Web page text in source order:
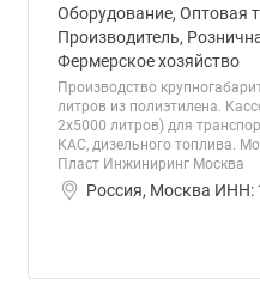
Оборудование, Оптовая
Производитель,
Фермерское хозяйство
Производство
литров из полиэтилена.
2х5000 литров) для
КАС, дизельного топлива.
Пласт Инжиниринг Москва
Россия, Москва ИНН: